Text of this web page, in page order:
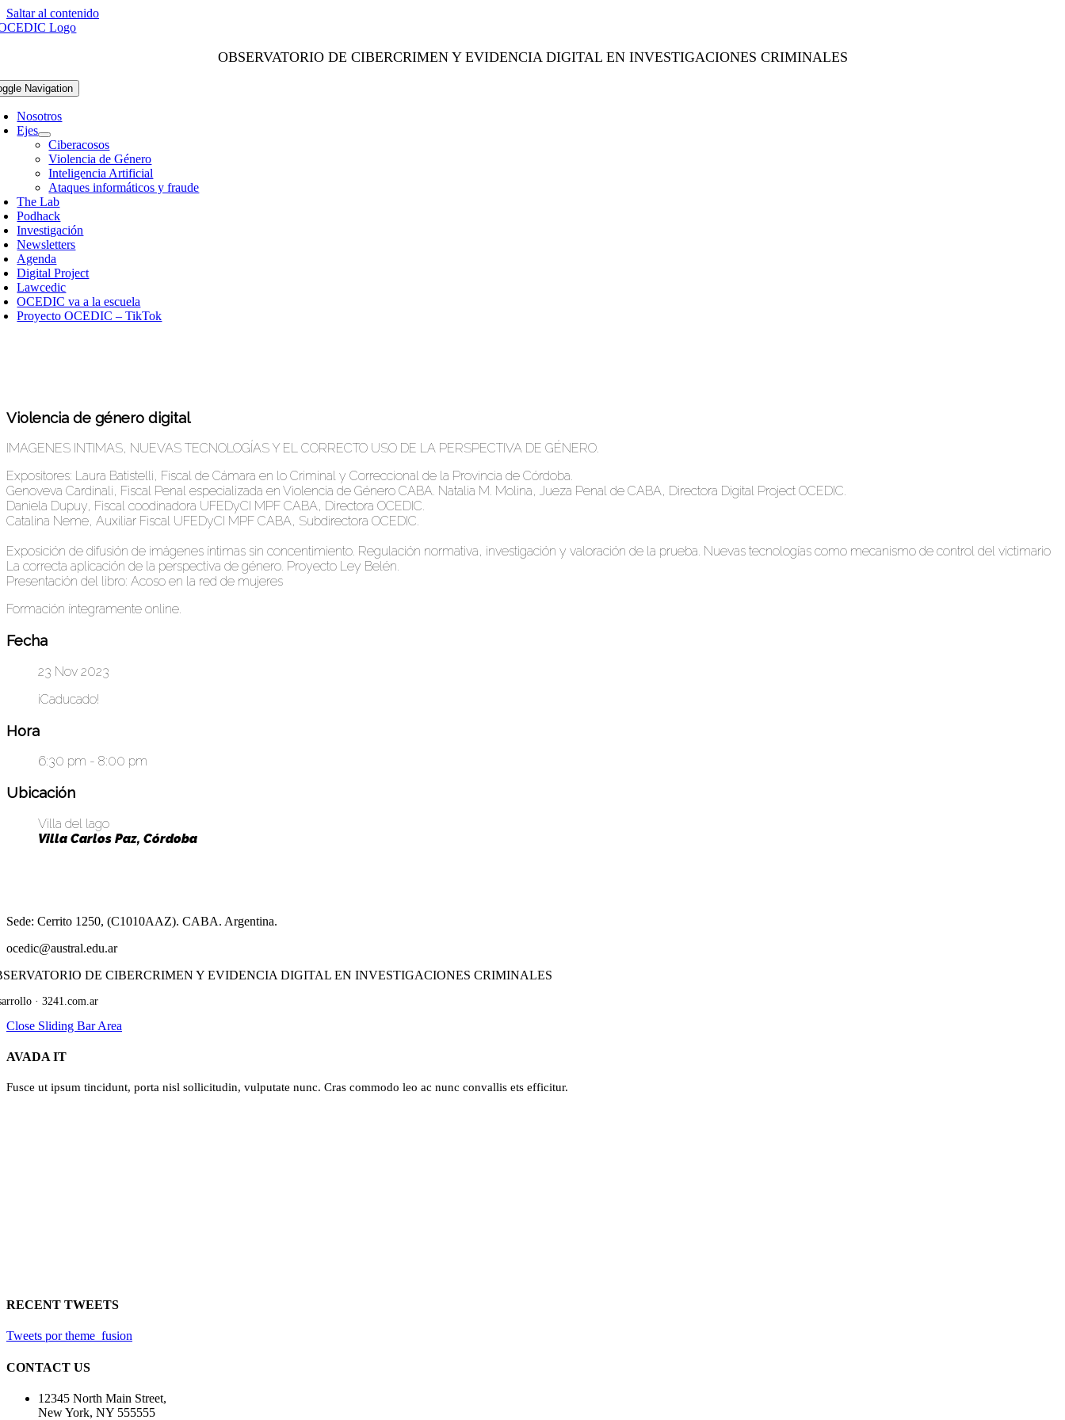
Saltar al contenido
OBSERVATORIO DE CIBERCRIMEN Y EVIDENCIA DIGITAL EN INVESTIGACIONES CRIMINALES
Navigation
Nosotros
Ejes
Ciberacosos
Violencia de Género
Inteligencia Artificial
Ataques informáticos y fraude
The Lab
Podhack
Investigación
Newsletters
Agenda
Digital Project
Lawcedic
OCEDIC va a la escuela
Proyecto OCEDIC – TikTok
Violencia de género digital
IMAGENES INTIMAS, NUEVAS TECNOLOGÍAS Y EL CORRECTO USO DE LA PERSPECTIVA DE GÉNERO.
Expositores: Laura Batistelli, Fiscal de Cámara en lo Criminal y Correccional de la Provincia de Córdoba.
Genoveva Cardinali, Fiscal Penal especializada en Violencia de Género CABA. Natalia M. Molina, Jueza Penal de CABA, Directora Digital Project OCEDIC.
Daniela Dupuy, Fiscal coodinadora UFEDyCI MPF CABA, Directora OCEDIC.
​​​​​​​Catalina Neme, Auxiliar Fiscal UFEDyCI MPF CABA, Subdirectora OCEDIC.
​​​​​​​Exposición de difusión de imágenes íntimas sin concentimiento. Regulación normativa, investigación y valoración de la prueba. Nuevas tecnologías como mecanismo de control del victimario
La correcta aplicación de la perspectiva de género. Proyecto Ley Belén.
​​​​​​​Presentación del libro: Acoso en la red de mujeres
​​​​​​Formación íntegramente online.
Fecha
23 Nov 2023
¡Caducado!
Hora
6:30 pm - 8:00 pm
Ubicación
Villa del lago
Villa Carlos Paz, Córdoba
​Sede: Cerrito 1250, (C1010AAZ). CABA. Argentina.
ocedic@austral.edu.ar
DE CIBERCRIMEN Y EVIDENCIA DIGITAL EN INVESTIGACIONES CRIMINALES
· 3241.com.ar
Close Sliding Bar Area
AVADA IT
Fusce ut ipsum tincidunt, porta nisl sollicitudin, vulputate nunc. Cras commodo leo ac nunc convallis ets efficitur.
RECENT TWEETS
Tweets por theme_fusion
CONTACT US
12345 North Main Street,
New York, NY 555555